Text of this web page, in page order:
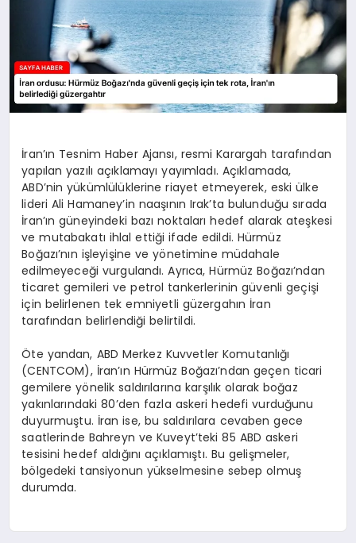
YAŞAM
İran’ın Tesnim Haber Ajansı, resmi Karargah tarafından
yapılan yazılı açıklamayı yayımladı. Açıklamada,
ABD’nin yükümlülüklerine riayet etmeyerek, eski ülke
lideri Ali Hamaney’in naaşının Irak’ta bulunduğu sırada
İran’ın güneyindeki bazı noktaları hedef alarak ateşkesi
ve mutabakatı ihlal ettiği ifade edildi. Hürmüz
Boğazı’nın işleyişine ve yönetimine müdahale
edilmeyeceği vurgulandı. Ayrıca, Hürmüz Boğazı’ndan
ticaret gemileri ve petrol tankerlerinin güvenli geçişi
için belirlenen tek emniyetli güzergahın İran
tarafından belirlendiği belirtildi.
Öte yandan, ABD Merkez Kuvvetler Komutanlığı
(CENTCOM), İran’ın Hürmüz Boğazı’ndan geçen ticari
gemilere yönelik saldırılarına karşılık olarak boğaz
yakınlarındaki 80’den fazla askeri hedefi vurduğunu
duyurmuştu. İran ise, bu saldırılara cevaben gece
saatlerinde Bahreyn ve Kuveyt’teki 85 ABD askeri
tesisini hedef aldığını açıklamıştı. Bu gelişmeler,
bölgedeki tansiyonun yükselmesine sebep olmuş
durumda.